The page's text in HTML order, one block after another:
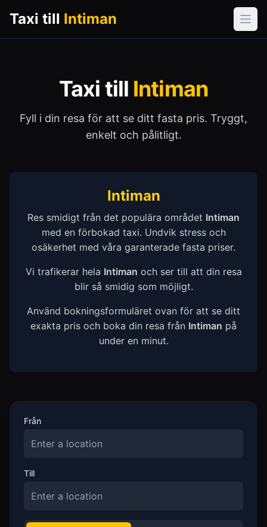
Taxi till Intiman
Taxi till Intiman
Fyll i din resa för att se ditt fasta pris. Tryggt,
enkelt och pålitligt.
Intiman
Res smidigt från det populära området Intiman
med en förbokad taxi. Undvik stress och
osäkerhet med våra garanterade fasta priser.
Vi trafikerar hela Intiman och ser till att din resa
blir så smidig som möjligt.
Använd bokningsformuläret ovan för att se ditt
exakta pris och boka din resa från Intiman på
under en minut.
Från
Till